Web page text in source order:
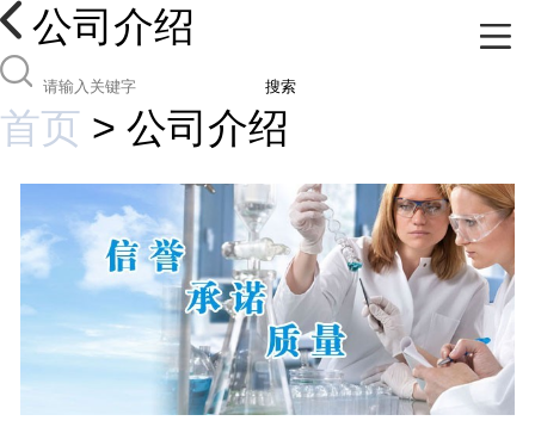
公司介绍
搜索
首页 > 公司介绍